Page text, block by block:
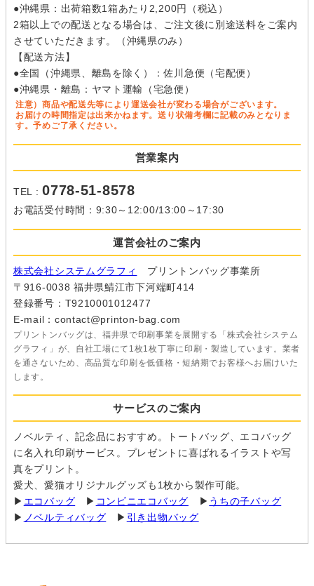
●沖縄県：出荷箱数1箱あたり2,200円（税込）
2箱以上での配送となる場合は、ご注文後に別途送料をご案内
させていただきます。（沖縄県のみ）
【配送方法】
●全国（沖縄県、離島を除く）：佐川急便（宅配便）
●沖縄県・離島：ヤマト運輸（宅急便）
注意）商品や配送先等により運送会社が変わる場合がございます。
お届けの時間指定は出来かねます。送り状備考欄に記載のみとなりま
す。予めご了承ください。
営業案内
TEL :0778-51-8578
お電話受付時間：9:30～12:00/13:00～17:30
運営会社のご案内
株式会社システムグラフィ
プリントンバッグ事業所
〒916-0038 福井県鯖江市下河端町414
登録番号：T9210001012477
E-mail：contact@printon-bag.com
プリントンバッグは、福井県で印刷事業を展開する「株式会社システム
グラフィ」が、自社工場にて1枚1枚丁寧に印刷・製造しています。業者
を通さないため、高品質な印刷を低価格・短納期でお客様へお届けいた
します。
サービスのご案内
ノベルティ、記念品におすすめ。トートバッグ、エコバッグ
に名入れ印刷サービス。プレゼントに喜ばれるイラストや写
真をプリント。
愛犬、愛猫オリジナルグッズも1枚から製作可能。
▶ エコバッグ ▶ コンビニエコバッグ ▶ うちの子バッグ
▶ ノベルティバッグ ▶ 引き出物バッグ